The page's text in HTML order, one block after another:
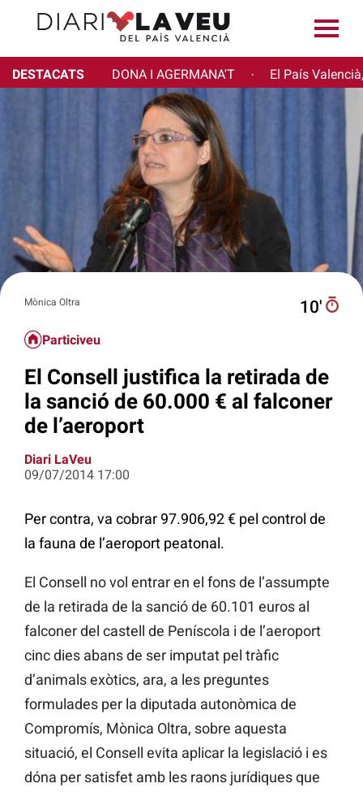
DESTACATS DONA I AGERMANA'T · El País
Mònica Oltra 10′
Particiveu
El Consell justifica la retirada de
la sanció de 60.000 € al falconer
de l’aeroport
Diari LaVeu
09/07/2014 17:00
Per contra, va cobrar 97.906,92 € pel control de
la fauna de l’aeroport peatonal.
El Consell no vol entrar en el fons de l’assumpte
de la retirada de la sanció de 60.101 euros al
falconer del castell de Peníscola i de l’aeroport
cinc dies abans de ser imputat pel tràfic
d’animals exòtics, ara, a les preguntes
formulades per la diputada autonòmica de
Compromís, Mònica Oltra, sobre aquesta
situació, el Consell evita aplicar la legislació i es
dóna per satisfet amb les raons jurídiques que